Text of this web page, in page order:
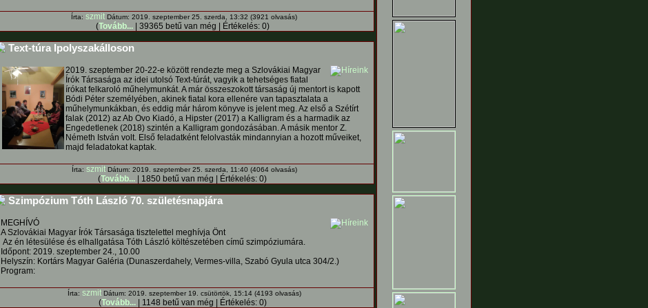
Írta: szmit Dátum: 2019. szeptember 25. szerda, 13:32 (3921 olvasás)
(Tovább...| 39365 betű van még | Értékelés: 0)
Text-túra Ipolyszakálloson
2019. szeptember 20-22-e között rendezte meg a Szlovákiai Magyar
Írók Társasága az idei utolsó Text-túrát, vagyik a tehetséges fiatal
írókat felkaroló műhelymunkát. A már összeszokott társaság új mentort is kapott
Bódi Péter személyében, akinek fiatal kora ellenére van tapasztalata a
műhelymunkákban, és eddig már három könyve is jelent meg. Az első a Szétírt
falak (2012) az Ab Ovo Kiadó, a Hipster (2017) a Kalligram és a harmadik az
Engedetlenek (2018) szintén a Kalligram gondozásában. A másik mentor Z.
Németh István volt. Első feladatként felolvasták mindannyian a hozott műveiket,
majd feladatokat kaptak.
Írta: szmitDátum: 2019. szeptember 25. szerda, 11:40 (4064 olvasás)
(Tovább... | 1850 betű van még | Értékelés: 0)
Szimpózium Tóth László 70. születésnapjára
MEGHÍVÓ
A Szlovákiai Magyar Írók Társasága tisztelettel meghívja Önt
Az én létesülése és elhallgatása Tóth László költészetében című szimpóziumára.
Időpont: 2019. szeptember 24., 10.00
Helyszín: Kortárs Magyar Galéria (Dunaszerdahely, Vermes-villa, Szabó Gyula utca 304/2.)
Program:
Írta: szmitDátum: 2019. szeptember 19. csütörtök, 15:14 (4193 olvasás)
(Tovább...| 1148 betű van még | Értékelés: 0)